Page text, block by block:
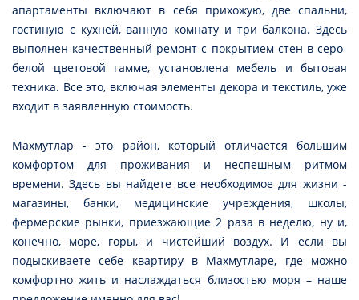
апартаменты включают в себя прихожую, две спальни,
гостиную с кухней, ванную комнату и три балкона. Здесь
выполнен качественный ремонт с покрытием стен в серо-
белой цветовой гамме, установлена мебель и бытовая
техника. Все это, включая элементы декора и текстиль, уже
входит в заявленную стоимость.
Махмутлар - это район, который отличается большим
комфортом для проживания и неспешным ритмом
времени. Здесь вы найдете все необходимое для жизни -
магазины, банки, медицинские учреждения, школы,
фермерские рынки, приезжающие 2 раза в неделю, ну и,
конечно, море, горы, и чистейший воздух. И если вы
подыскиваете себе квартиру в Махмутларе, где можно
комфортно жить и наслаждаться близостью моря – наше